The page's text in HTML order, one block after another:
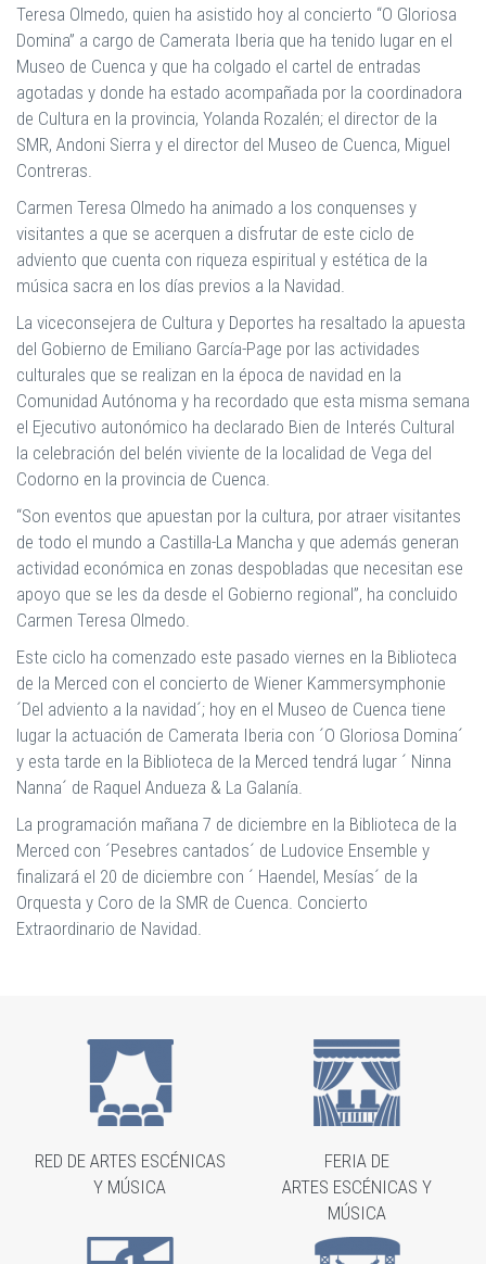
Teresa Olmedo, quien ha asistido hoy al concierto “O Gloriosa
Domina” a cargo de Camerata Iberia que ha tenido lugar en el
Museo de Cuenca y que ha colgado el cartel de entradas
agotadas y donde ha estado acompañada por la coordinadora
de Cultura en la provincia, Yolanda Rozalén; el director de la
SMR, Andoni Sierra y el director del Museo de Cuenca, Miguel
Contreras.
Carmen Teresa Olmedo ha animado a los conquenses y
visitantes a que se acerquen a disfrutar de este ciclo de
adviento que cuenta con riqueza espiritual y estética de la
música sacra en los días previos a la Navidad.
La viceconsejera de Cultura y Deportes ha resaltado la apuesta
del Gobierno de Emiliano García-Page por las actividades
culturales que se realizan en la época de navidad en la
Comunidad Autónoma y ha recordado que esta misma semana
el Ejecutivo autonómico ha declarado Bien de Interés Cultural
la celebración del belén viviente de la localidad de Vega del
Codorno en la provincia de Cuenca.
“Son eventos que apuestan por la cultura, por atraer visitantes
de todo el mundo a Castilla-La Mancha y que además generan
actividad económica en zonas despobladas que necesitan ese
apoyo que se les da desde el Gobierno regional”, ha concluido
Carmen Teresa Olmedo.
Este ciclo ha comenzado este pasado viernes en la Biblioteca
de la Merced con el concierto de Wiener Kammersymphonie
´Del adviento a la navidad´; hoy en el Museo de Cuenca tiene
lugar la actuación de Camerata Iberia con ´O Gloriosa Domina´
y esta tarde en la Biblioteca de la Merced tendrá lugar ´ Ninna
Nanna´ de Raquel Andueza & La Galanía.
La programación mañana 7 de diciembre en la Biblioteca de la
Merced con ´Pesebres cantados´ de Ludovice Ensemble y
finalizará el 20 de diciembre con ´ Haendel, Mesías´ de la
Orquesta y Coro de la SMR de Cuenca. Concierto
Extraordinario de Navidad.
RED DE ARTES ESCÉNICAS
Y MÚSICA
FERIA DE
ARTES ESCÉNICAS Y
MÚSICA